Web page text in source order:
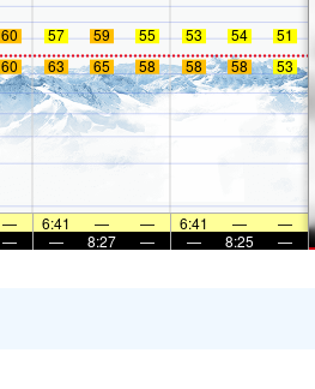
60 57 59 55 53 54
51
60 63 65 58 58 58 53
— 6:41 — — 6:41 —
—
— — 8:27 — — 8:25 —